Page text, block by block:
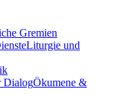
Gremien
Liturgie und
Ökumene &